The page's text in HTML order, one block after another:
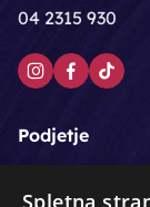
04 2315 930
Podjetje
Moj račun
Spletna